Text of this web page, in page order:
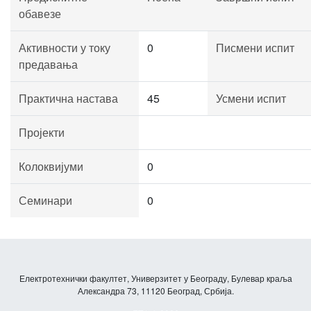
обавезе
Активности у току
предавања
0 Писмени испит
Практична настава 45 Усмени испит
Пројекти
Колоквијуми 0
Семинари 0
Електротехнички факултет, Универзитет у Београду, Булевар краља
Александра 73, 11120 Београд, Србија.